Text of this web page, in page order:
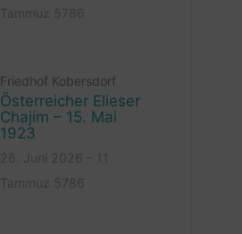
Friedhof Kobersdorf
Österreicher Elieser
Chajim – 15. Mai
1923